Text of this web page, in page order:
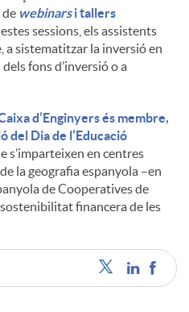
de webinarsi tallers
sessions, els assistents
a sistematitzar la inversió en
fons d’inversió o a
d’Enginyers és membre,
del Dia de l’Educació
s’imparteixen en centres
la geografia espanyola –en
de Cooperatives de
financera de les